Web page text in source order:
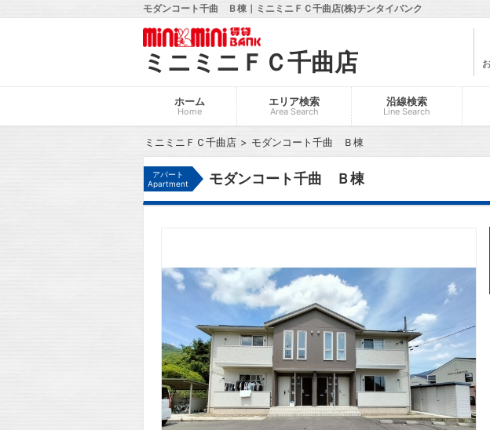
モダンコート千曲 Ｂ棟｜ミニミニＦＣ千曲店(株)チンタイバンク
ミニミニＦＣ千曲店
ホーム
Home
エリア検索
Area Search
沿線検索
Line Search
ミニミニＦＣ千曲店 モダンコート千曲 Ｂ棟
アパート
Apartment
モダンコート千曲 Ｂ棟